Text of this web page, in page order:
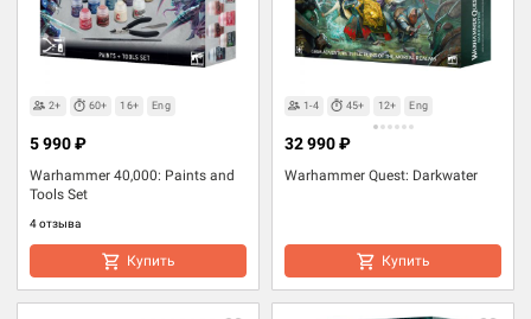
2+ 60+ 16+ Eng
Warhammer 40,000: Paints and
Tools Set
4 отзыва
5 990 ₽
Купить
1-4 45+ 12+ Eng
Warhammer Quest: Darkwater
32 990 ₽
Купить